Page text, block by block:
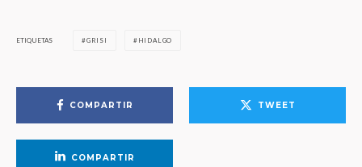
ETIQUETAS GRISI HIDALGO
COMPARTIR TWEET
COMPARTIR